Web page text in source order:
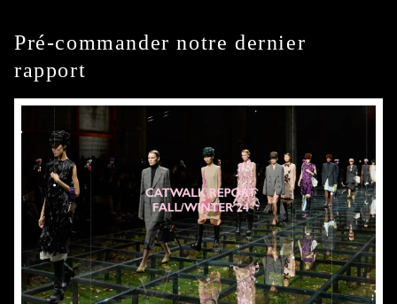
Pré-commander notre dernier
rapport